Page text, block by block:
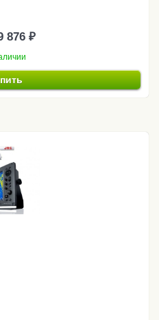
876 ₽